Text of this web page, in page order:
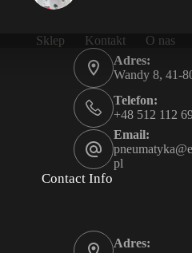
Sklep Kontakt O nas
Adres:
Wandy 8, 41-
Telefon:
+48 512 112
Email:
pl
Contact Info
Adres: